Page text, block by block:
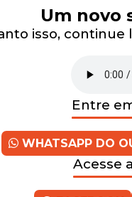
Um novo
isso, continue
Entre
WHATSAPP DO
Acesse